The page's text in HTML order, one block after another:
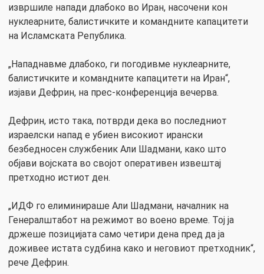
извршиле напади длабоко во Иран, насочени кон
нуклеарните, балистичките и командните капацитети
на Исламската Република.
„Нападнавме длабоко, ги погодивме нуклеарните,
балистичките и командните капацитети на Иран“,
изјави Дефрин, на прес-конференција вечерва.
Дефрин, исто така, потврди дека во последниот
израелски напад е убиен високиот ирански
безбедносен службеник Али Шадмани, како што
објави војската во својот оперативен извештај
претходно истиот ден.
„ИДФ го елиминираше Али Шадмани, началник на
Генералштабот на режимот во воено време. Тој ја
држеше позицијата само четири дена пред да ја
доживее истата судбина како и неговиот претходник“,
рече Дефрин.